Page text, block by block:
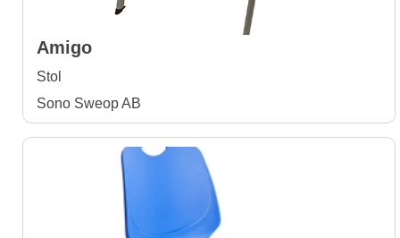
Amigo
Stol
Sono Sweop AB